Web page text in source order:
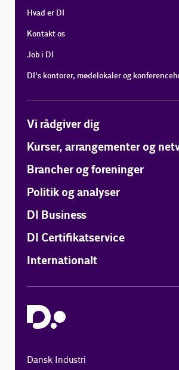
Hvad er DI
Kontakt os
Job i DI
DI's kontorer, mødelokaler og
Vi rådgiver dig
Kurser, arrangementer og
Brancher og foreninger
Politik og analyser
DI Business
DI Certifikatservice
Internationalt
Dansk Industri